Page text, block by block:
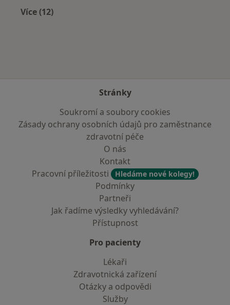
Více (12)
Stránky
Soukromí a soubory cookies
Zásady ochrany osobních údajů pro zaměstnance
zdravotní péče
O nás
Kontakt
Pracovní příležitosti
Hledáme nové kolegy!
Podmínky
Partneři
Jak řadíme výsledky vyhledávání?
Přístupnost
Pro pacienty
Lékaři
Zdravotnická zařízení
Otázky a odpovědi
Služby